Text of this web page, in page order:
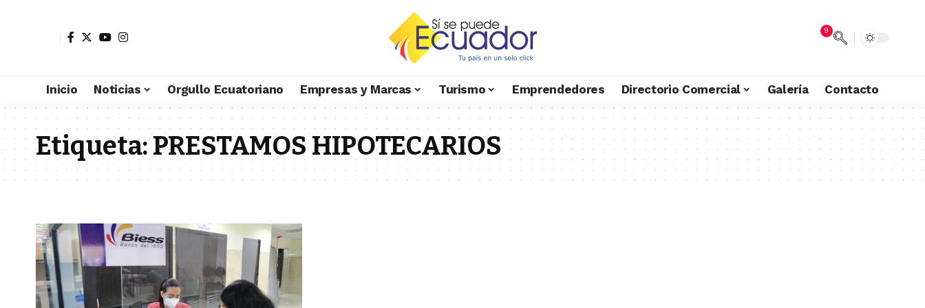
9
Inicio Noticias Orgullo Ecuatoriano Empresas y Marcas Turismo Emprendedores Directorio Comercial Galería Contacto
Etiqueta:PRESTAMOS HIPOTECARIOS